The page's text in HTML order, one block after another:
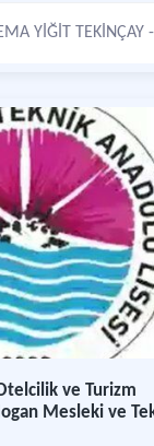
YİĞİT TEKİNÇAY
ve Turizm
Mesleki ve